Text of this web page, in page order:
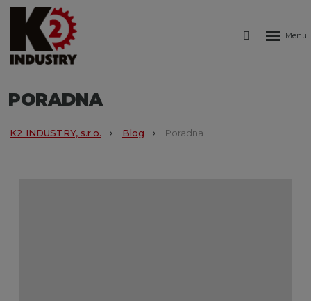
PORADNA
K2 INDUSTRY, s.r.o. Blog Poradna